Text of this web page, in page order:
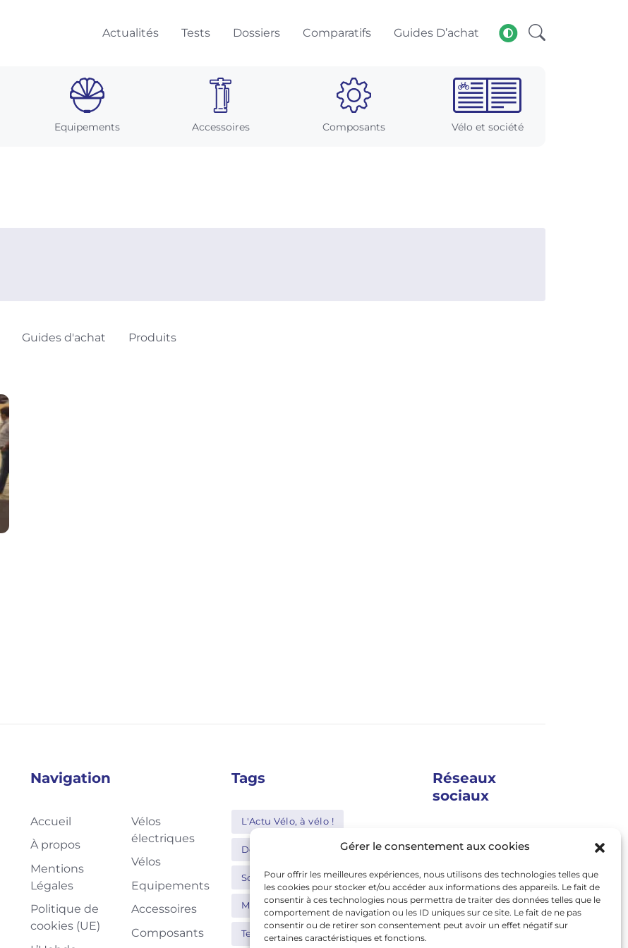
Gérer le consentement aux cookies
Pour offrir les meilleures expériences, nous utilisons des technologies telles que
les cookies pour stocker et/ou accéder aux informations des appareils. Le fait de
consentir à ces technologies nous permettra de traiter des données telles que le
comportement de navigation ou les ID uniques sur ce site. Le fait de ne pas
consentir ou de retirer son consentement peut avoir un effet négatif sur
certaines caractéristiques et fonctions.
Actualités Tests Dossiers Comparatifs Guides D’achat
Equipements Accessoires Composants Vélo et société
Guides d'achat Produits
Navigation
Accueil
À propos
Mentions
Légales
Politique de
cookies (UE)
Vélos
électriques
Vélos
Equipements
Accessoires
Composants
Tags
L'Actu Vélo, à vélo !
Decathlon Shimano
Schwalbe Bosch
Moustache Abus
Tern Thule Nakamura
Réseaux
sociaux
twitter
linkedin
youtube